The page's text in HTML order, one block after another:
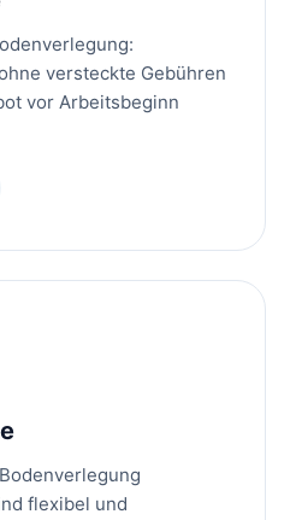
versteckte Gebühren
vor Arbeitsbeginn
flexibel und